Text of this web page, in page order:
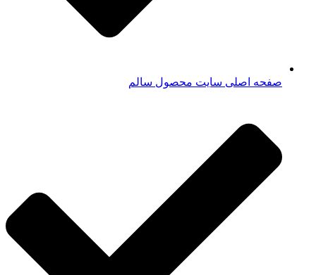
صفحه اصلی سایت محصول سالم